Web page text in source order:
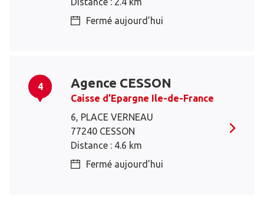
Fermé aujourd’hui
4 Agence CESSON
Caisse d’Epargne Ile-de-France
6, PLACE VERNEAU
77240 CESSON
Distance : 4.6 km
Fermé aujourd’hui